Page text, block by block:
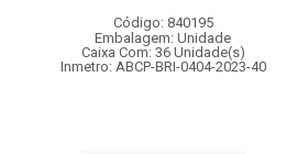
Código: 840195
Embalagem: Unidade
Caixa Com: 36 Unidade(s)
Inmetro: ABCP-BRI-0404-2023-40